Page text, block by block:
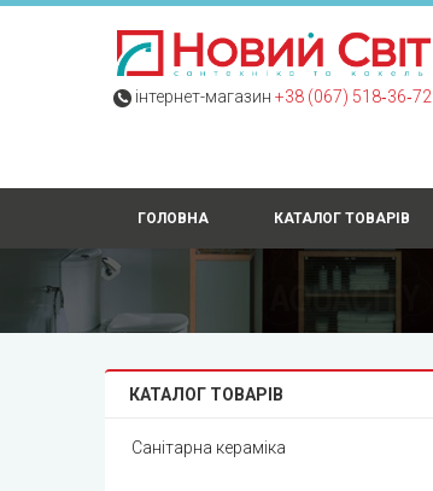
інтернет-магазин +38 (067) 518‑36‑72
ГОЛОВНА КАТАЛОГ ТОВАРІВ
КАТАЛОГ ТОВАРІВ
Санітарна кераміка